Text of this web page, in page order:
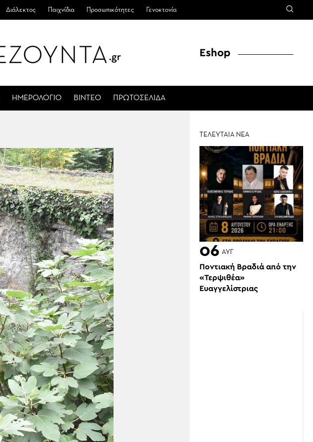
Διάλεκτος Παιχνίδια Προσωπικότητες Γενοκτονία
ΗΜΕΡΟΛΟΓΙΟ ΒΙΝΤΕΟ ΠΡΩΤΟΣΕΛΙΔΑ
Eshop
ΤΕΛΕΥΤΑΙΑ ΝΕΑ
06 ΑΥΓ
Ποντιακή Βραδιά από την
«Τερψιθέα»
Ευαγγελίστριας